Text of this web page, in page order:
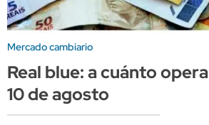
Mercado cambiario
Real blue: a cuánto
10 de agosto